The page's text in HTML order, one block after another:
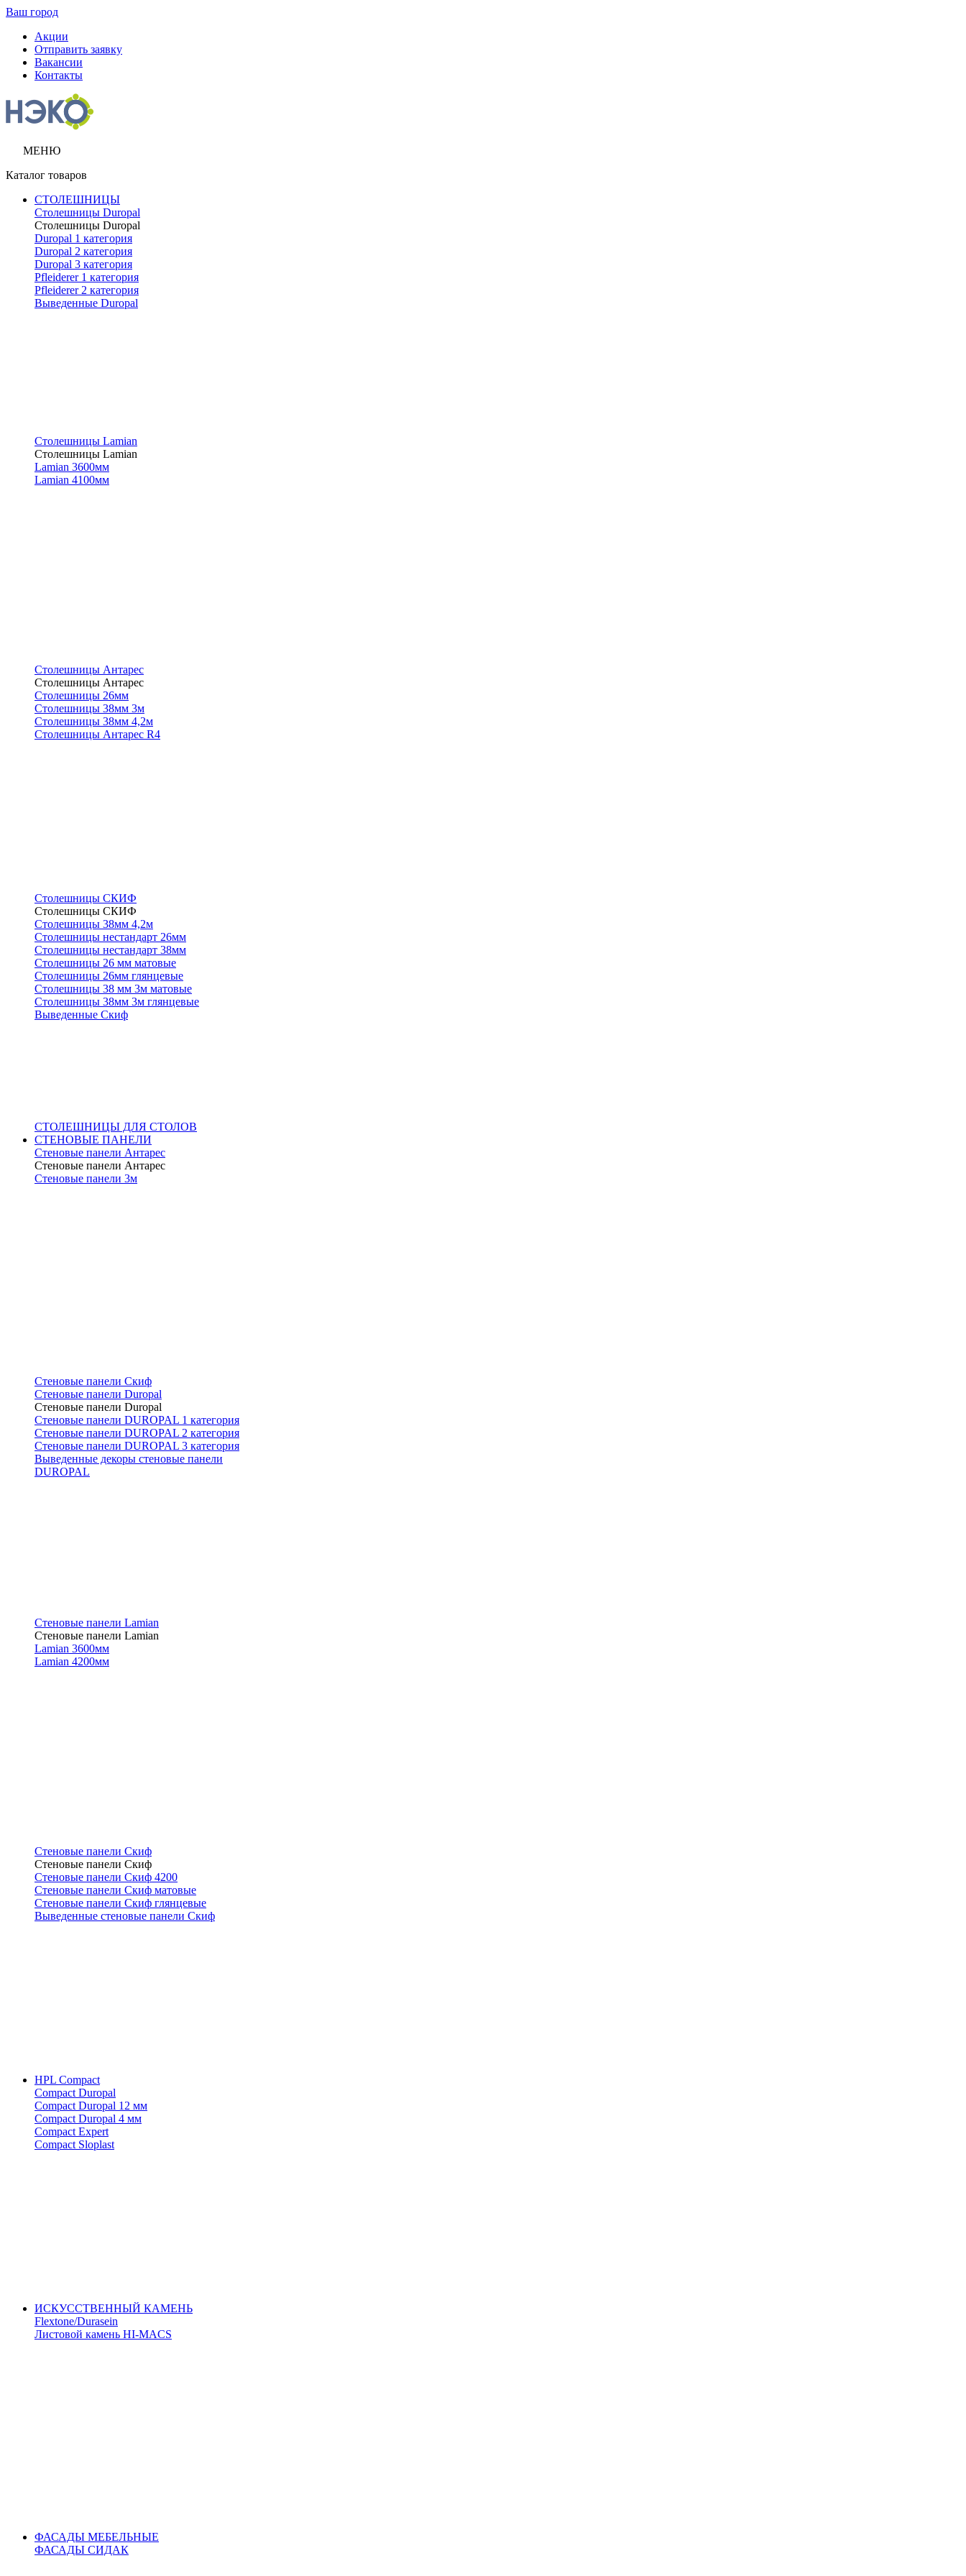
Ваш город
Акции
Отправить заявку
Вакансии
Контакты
МЕНЮ
Каталог товаров
СТОЛЕШНИЦЫ
Столешницы Duropal
Столешницы Duropal
Duropal 1 категория
Duropal 2 категория
Duropal 3 категория
Pfleiderer 1 категория
Pfleiderer 2 категория
Выведенные Duropal
Столешницы Lamian
Столешницы Lamian
Lamian 3600мм
Lamian 4100мм
Столешницы Антарес
Столешницы Антарес
Столешницы 26мм
Столешницы 38мм 3м
Столешницы 38мм 4,2м
Столешницы Антарес R4
Столешницы СКИФ
Столешницы СКИФ
Столешницы 38мм 4,2м
Столешницы нестандарт 26мм
Столешницы нестандарт 38мм
Столешницы 26 мм матовые
Столешницы 26мм глянцевые
Столешницы 38 мм 3м матовые
Столешницы 38мм 3м глянцевые
Выведенные Скиф
СТОЛЕШНИЦЫ ДЛЯ СТОЛОВ
СТЕНОВЫЕ ПАНЕЛИ
Стеновые панели Антарес
Стеновые панели Антарес
Стеновые панели 3м
Стеновые панели Скиф
Стеновые панели Duropal
Стеновые панели Duropal
Стеновые панели DUROPAL 1 категория
Стеновые панели DUROPAL 2 категория
Стеновые панели DUROPAL 3 категория
Выведенные декоры стеновые панели
DUROPAL
Стеновые панели Lamian
Стеновые панели Lamian
Lamian 3600мм
Lamian 4200мм
Стеновые панели Скиф
Стеновые панели Скиф
Стеновые панели Скиф 4200
Стеновые панели Скиф матовые
Стеновые панели Скиф глянцевые
Выведенные стеновые панели Скиф
HPL Compact
Compact Duropal
Compact Duropal 12 мм
Compact Duropal 4 мм
Compact Expert
Compact Sloplast
ИСКУССТВЕННЫЙ КАМЕНЬ
Flextone/Durasein
Листовой камень HI-MACS
ФАСАДЫ МЕБЕЛЬНЫЕ
ФАСАДЫ СИДАК